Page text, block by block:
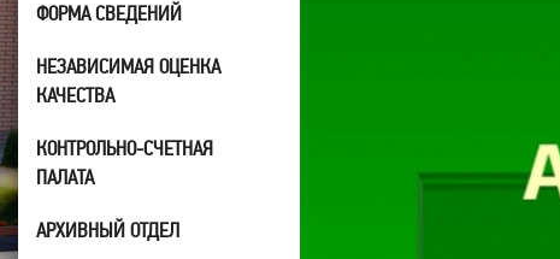
ФОРМА СВЕДЕНИЙ
НЕЗАВИСИМАЯ ОЦЕНКА
КАЧЕСТВА
КОНТРОЛЬНО-СЧЕТНАЯ
ПАЛАТА
АРХИВНЫЙ ОТДЕЛ